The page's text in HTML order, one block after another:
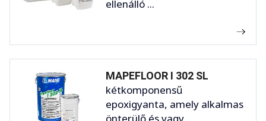
ellenálló ...
MAPEFLOOR I 302 SL
kétkomponensű
epoxigyanta, amely alkalmas
önterülő és vagy ...